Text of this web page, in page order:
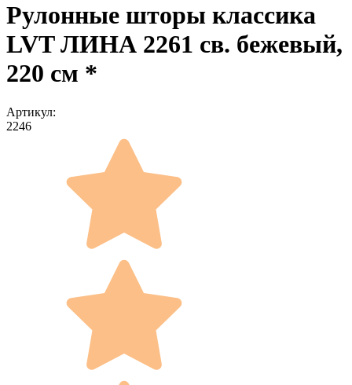
Рулонные шторы классика
LVT ЛИНА 2261 св. бежевый,
220 см *
Артикул:
2246